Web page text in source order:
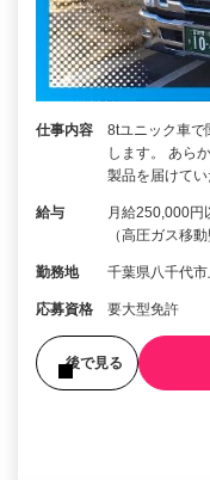
仕事内容
8tユニック車で
します。 あら
製品を届けて
給与
月給250,000
（高圧ガス移
勤務地 千葉県八千代
応募資格 要大型免許
後で見る